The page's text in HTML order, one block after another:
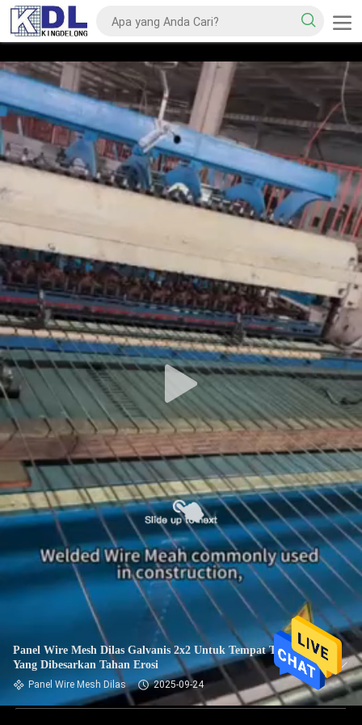
Panel Wire Mesh Dilas Galvanis 2x2 Untuk Tempat Tidur
Yang Dibesarkan Tahan Erosi
Panel Wire Mesh Dilas 2025-09-24